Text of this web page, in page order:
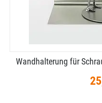
Wandhalterung für